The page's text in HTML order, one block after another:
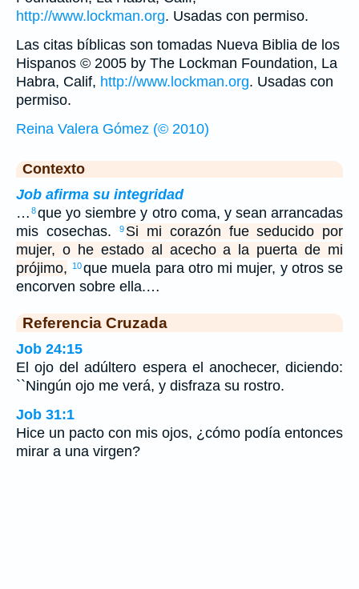
http://www.lockman.org. Usadas con permiso.
Las citas bíblicas son tomadas Nueva Biblia de los
Hispanos © 2005 by The Lockman Foundation, La
Habra, Calif, http://www.lockman.org. Usadas con
permiso.
Reina Valera Gómez (© 2010)
Contexto
Job afirma su integridad
… 8que yo siembre y otro coma, y sean arrancadas
mis cosechas.
9 Si mi corazón fue seducido por
mujer, o he estado al acecho a la puerta de mi
prójimo,
10que muela para otro mi mujer, y otros se
encorven sobre ella.…
Referencia Cruzada
Job 24:15
El ojo del adúltero espera el anochecer, diciendo:
``Ningún ojo me verá, y disfraza su rostro.
Job 31:1
Hice un pacto con mis ojos, ¿cómo podía entonces
mirar a una virgen?